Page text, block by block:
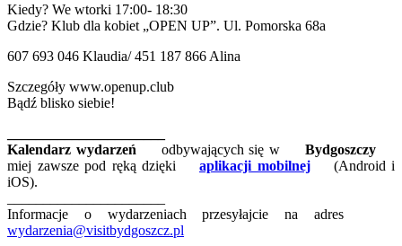
Kiedy? We wtorki 17:00- 18:30
Gdzie? Klub dla kobiet „OPEN UP”. Ul. Pomorska 68a
607 693 046 Klaudia/ 451 187 866 Alina
Szczegóły www.openup.club
Bądź blisko siebie!
Kalendarz wydarzeń odbywających się wBydgoszczy
miej zawsze pod ręką dzięki aplikacji mobilnej(Android i
iOS).
Informacje o wydarzeniach przesyłajcie na adres
wydarzenia@visitbydgoszcz.pl